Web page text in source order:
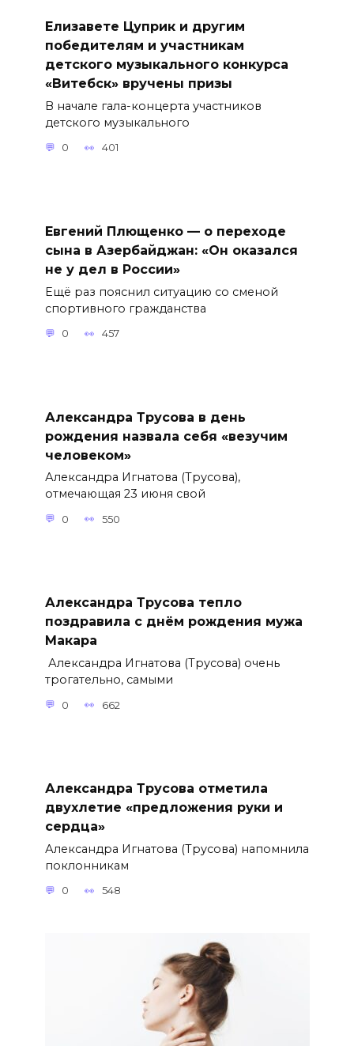
Елизавете Цуприк и другим
победителям и участникам
детского музыкального конкурса
«Витебск» вручены призы
В начале гала-концерта участников
детского музыкального
0 401
Евгений Плющенко — о переходе
сына в Азербайджан: «Он оказался
не у дел в России»
Ещё раз пояснил ситуацию со сменой
спортивного гражданства
0 457
Александра Трусова в день
рождения назвала себя «везучим
человеком»
Александра Игнатова (Трусова),
отмечающая 23 июня свой
0 550
Александра Трусова тепло
поздравила с днём рождения мужа
Макара
Александра Игнатова (Трусова) очень
трогательно, самыми
0 662
Александра Трусова отметила
двухлетие «предложения руки и
сердца»
Александра Игнатова (Трусова) напомнила
поклонникам
0 548